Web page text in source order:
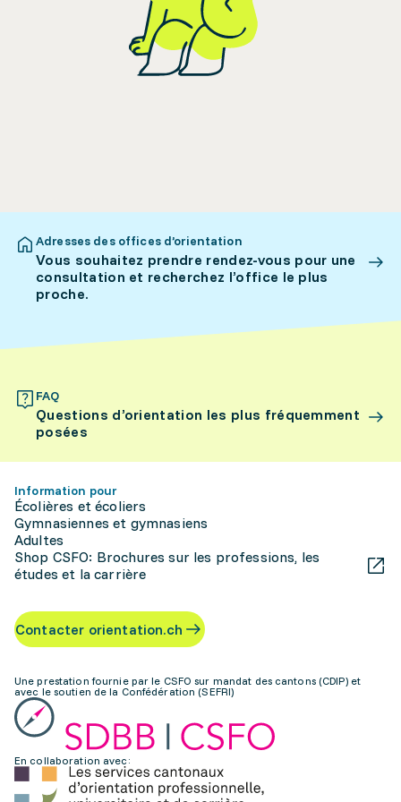
Adresses des offices d’orientation
Vous souhaitez prendre rendez-vous pour une
consultation et recherchez l’office le plus
proche.
FAQ
Questions d’orientation les plus fréquemment
posées
Information pour
Écolières et écoliers
Gymnasiennes et gymnasiens
Adultes
Shop CSFO: Brochures sur les professions, les
études et la carrière
Contacter orientation.ch
Une prestation fournie par le CSFO sur mandat des cantons (CDIP) et
avec le soutien de la Confédération (SEFRI)
En collaboration avec: